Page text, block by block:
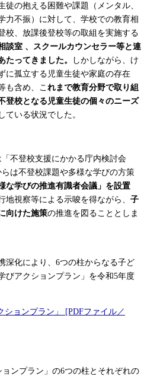
の抱える困難や課題（メンタル、
力不振）に対して、学校での教育相
校、放課後登校等の取組を実施する
談室 、スクールカウンセラー等と連
たってきました。
しかしながら、け
に孤立する児童生徒や家庭の存在
も含め、こ れまで教育分野で取り組
登校となる児童生徒の個々のニーズ
ている状況でした。
不登校支援にかかる庁内検討会
は不登校課題や多様な学びの方策
な学びの推進有識者会議」を設置
地視察等による示唆を得ながら、 子
向けた施策の推進を図ることとしま
化により、6つの柱からなる子ど
びアクションプラン」を令和5年度
ションプラン」 [PDFファイル／
ンプラン」の6つの柱とそれぞれの